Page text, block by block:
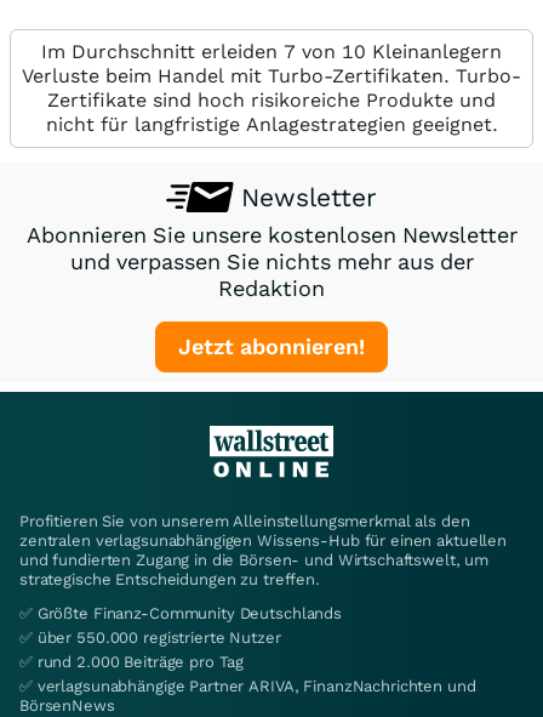
Im Durchschnitt erleiden 7 von 10 Kleinanlegern
Verluste beim Handel mit Turbo-Zertifikaten. Turbo-
Zertifikate sind hoch risikoreiche Produkte und
nicht für langfristige Anlagestrategien geeignet.
Newsletter
Abonnieren Sie unsere kostenlosen Newsletter
und verpassen Sie nichts mehr aus der
Redaktion
Jetzt abonnieren!
Profitieren Sie von unserem Alleinstellungsmerkmal als den
zentralen verlagsunabhängigen Wissens-Hub für einen aktuellen
und fundierten Zugang in die Börsen- und Wirtschaftswelt, um
strategische Entscheidungen zu treffen.
✅ Größte Finanz-Community Deutschlands
✅ über 550.000 registrierte Nutzer
✅ rund 2.000 Beiträge pro Tag
✅ verlagsunabhängige Partner ARIVA, FinanzNachrichten und
BörsenNews